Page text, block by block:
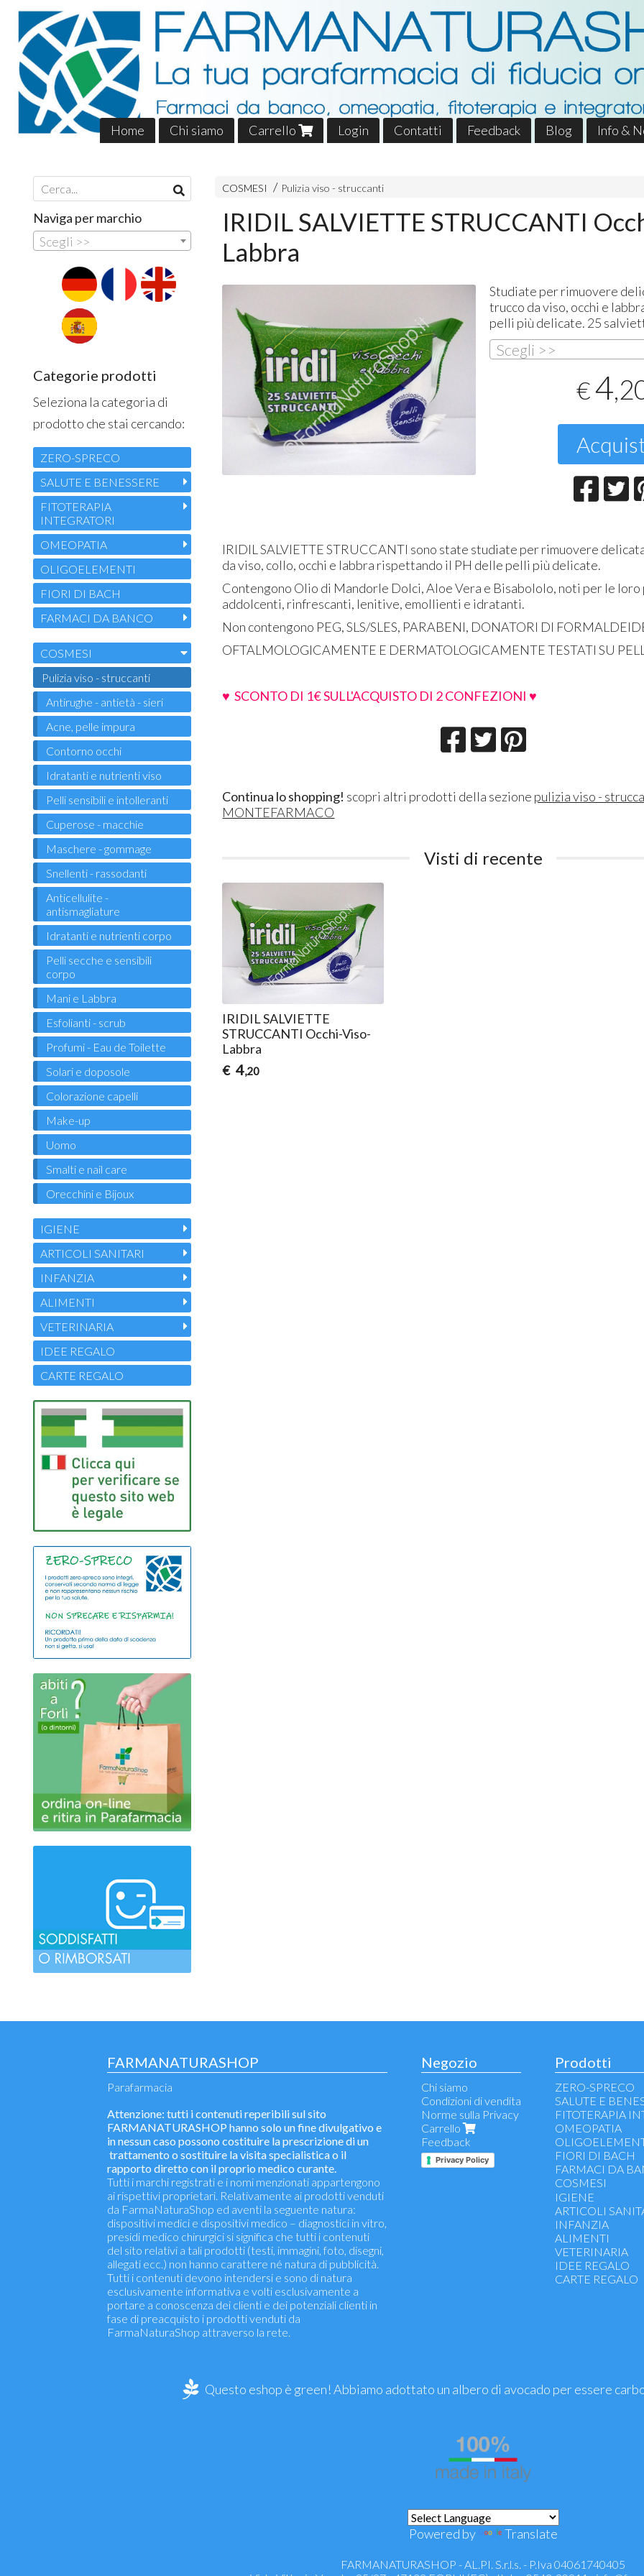
Home Chi siamo Carrello Login Contatti Feedback Blog Info &
COSMESI Pulizia viso - struccanti
IRIDIL SALVIETTE STRUCCANTI
Labbra
Studiate per rimuovere
trucco da viso, occhi e
pelli più delicate. 25
Scegli >>
€4
IRIDIL SALVIETTE STRUCCANTI sono state studiate per rimuovere
da viso, collo, occhi e labbra rispettando il PH delle pelli più delicate.
Contengono Olio di Mandorle Dolci, Aloe Vera e Bisabololo, noti per le
addolcenti, rinfrescanti, lenitive, emollienti e idratanti.
Non contengono PEG, SLS/SLES, PARABENI, DONATORI DI
OFTALMOLOGICAMENTE E DERMATOLOGICAMENTE TESTATI SU
♥ SCONTO DI 1€ SULL'ACQUISTO DI 2 CONFEZIONI ♥
Continua lo shopping! scopri altri prodotti della sezione pulizia viso -
MONTEFARMACO
Visti di recente
IRIDIL SALVIETTE
STRUCCANTI Occhi-Viso-
Labbra
€ 4,20
Naviga per marchio
Scegli >>
Categorie prodotti
Seleziona la categoria di
prodotto che stai cercando:
ZERO-SPRECO
SALUTE E BENESSERE
FITOTERAPIA
INTEGRATORI
OMEOPATIA
OLIGOELEMENTI
FIORI DI BACH
FARMACI DA BANCO
COSMESI
Pulizia viso - struccanti
Antirughe - antietà - sieri
Acne, pelle impura
Contorno occhi
Idratanti e nutrienti viso
Pelli sensibili e intolleranti
Cuperose - macchie
Maschere - gommage
Snellenti - rassodanti
Anticellulite -
antismagliature
Idratanti e nutrienti corpo
Pelli secche e sensibili
corpo
Mani e Labbra
Esfolianti - scrub
Profumi - Eau de Toilette
Solari e doposole
Colorazione capelli
Make-up
Uomo
Smalti e nail care
Orecchini e Bijoux
IGIENE
ARTICOLI SANITARI
INFANZIA
ALIMENTI
VETERINARIA
IDEE REGALO
CARTE REGALO
FARMANATURASHOP
Parafarmacia
Attenzione: tutti i contenuti reperibili sul sito
FARMANATURASHOP hanno solo un fine divulgativo e
in nessun caso possono costituire la prescrizione di un
trattamento o sostituire la visita specialistica o il
rapporto diretto con il proprio medico curante.
Tutti i marchi registrati e i nomi menzionati appartengono
ai rispettivi proprietari. Relativamente ai prodotti venduti
da FarmaNaturaShop ed aventi la seguente natura:
dispositivi medici e dispositivi medico – diagnostici in vitro,
presidi medico chirurgici si significa che tutti i contenuti
del sito relativi a tali prodotti (testi, immagini, foto, disegni,
allegati ecc.) non hanno carattere né natura di pubblicità.
Tutti i contenuti devono intendersi e sono di natura
esclusivamente informativa e volti esclusivamente a
portare a conoscenza dei clienti e dei potenziali clienti in
fase di preacquisto i prodotti venduti da
FarmaNaturaShop attraverso la rete.
Negozio
Chi siamo
Condizioni di vendita
Norme sulla Privacy
Carrello
Feedback
Privacy Policy
Prodotti
ZERO-SPRECO
SALUTE E
FITOTERAPIA
OMEOPATIA
FIORI DI BACH
FARMACI DA
COSMESI
Pulizia viso -
Antirughe - antietà
Acne, pelle impura
Contorno occhi
Idratanti e
Pelli sensibili e
Cuperose -
Profumi - Eau de
IGIENE
ARTICOLI
INFANZIA
ALIMENTI
VETERINARIA
IDEE REGALO
CARTE REGALO
Questo eshop è green! Abbiamo adottato un albero di avocado per essere
Powered by Translate
FARMANATURASHOP - AL.PI. S.r.l.s. - P.Iva 04061740405